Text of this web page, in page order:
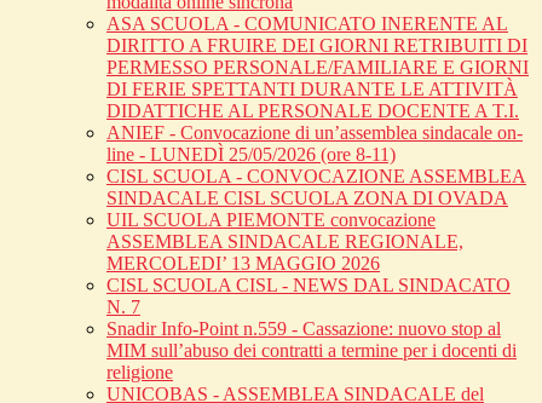
ASA SCUOLA - COMUNICATO INERENTE AL
DIRITTO A FRUIRE DEI GIORNI RETRIBUITI DI
PERMESSO PERSONALE/FAMILIARE E GIORNI
DI FERIE SPETTANTI DURANTE LE ATTIVITÀ
DIDATTICHE AL PERSONALE DOCENTE A T.I.
ANIEF - Convocazione di un’assemblea sindacale on-
line - LUNEDÌ 25/05/2026 (ore 8-11)
CISL SCUOLA - CONVOCAZIONE ASSEMBLEA
SINDACALE CISL SCUOLA ZONA DI OVADA
UIL SCUOLA PIEMONTE convocazione
ASSEMBLEA SINDACALE REGIONALE,
MERCOLEDI’ 13 MAGGIO 2026
CISL SCUOLA CISL - NEWS DAL SINDACATO
N. 7
Snadir Info-Point n.559 - Cassazione: nuovo stop al
MIM sull’abuso dei contratti a termine per i docenti di
religione
UNICOBAS - ASSEMBLEA SINDACALE del